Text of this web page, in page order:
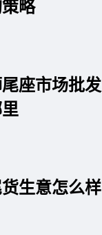
略
座市场批发
生意怎么样